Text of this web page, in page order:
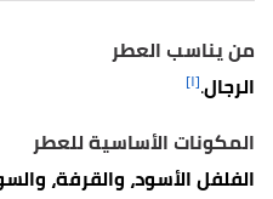
من يناسب العطر
الرجال.[١]
المكونات الأساسية للعطر
الفلفل الأسود، والقرفة،